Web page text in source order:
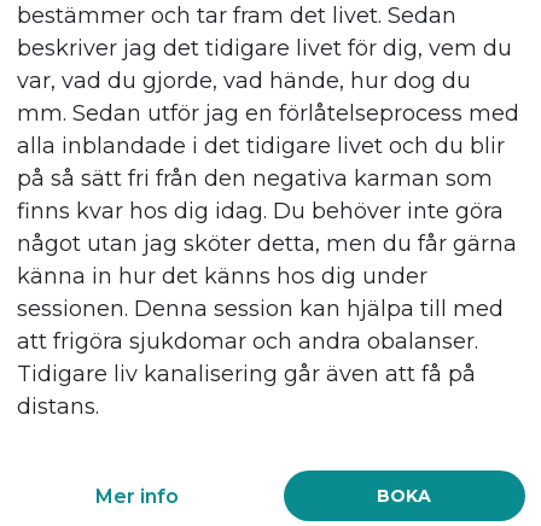
bestämmer och tar fram det livet. Sedan
beskriver jag det tidigare livet för dig, vem du
var, vad du gjorde, vad hände, hur dog du
mm. Sedan utför jag en förlåtelseprocess med
alla inblandade i det tidigare livet och du blir
på så sätt fri från den negativa karman som
finns kvar hos dig idag. Du behöver inte göra
något utan jag sköter detta, men du får gärna
känna in hur det känns hos dig under
sessionen. Denna session kan hjälpa till med
att frigöra sjukdomar och andra obalanser.
Tidigare liv kanalisering går även att få på
distans.
BOKA
Mer info